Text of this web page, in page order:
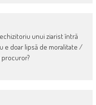
unui ziarist întră
e doar lipsă de moralitate /